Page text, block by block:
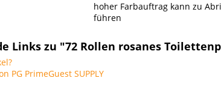
hoher Farbauftrag kann zu
führen
Links zu "72 Rollen rosanes
PG PrimeGuest SUPPLY